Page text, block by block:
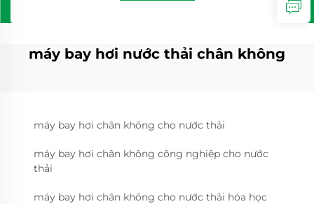
máy bay hơi nước thải chân không
máy bay hơi chân không cho nước thải
máy bay hơi chân không công nghiệp cho nước
thải
máy bay hơi chân không cho nước thải hóa học